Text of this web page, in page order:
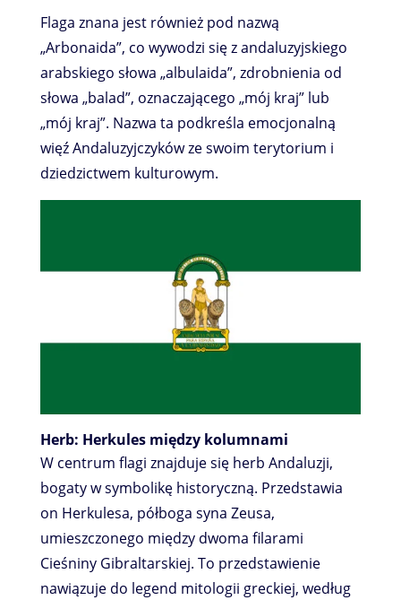
Flaga znana jest również pod nazwą
„Arbonaida”, co wywodzi się z andaluzyjskiego
arabskiego słowa „albulaida”, zdrobnienia od
słowa „balad”, oznaczającego „mój kraj” lub
„mój kraj”. Nazwa ta podkreśla emocjonalną
więź Andaluzyjczyków ze swoim terytorium i
dziedzictwem kulturowym.
Herb: Herkules między kolumnami
W centrum flagi znajduje się herb Andaluzji,
bogaty w symbolikę historyczną. Przedstawia
on Herkulesa, półboga syna Zeusa,
umieszczonego między dwoma filarami
Cieśniny Gibraltarskiej. To przedstawienie
nawiązuje do legend mitologii greckiej, według